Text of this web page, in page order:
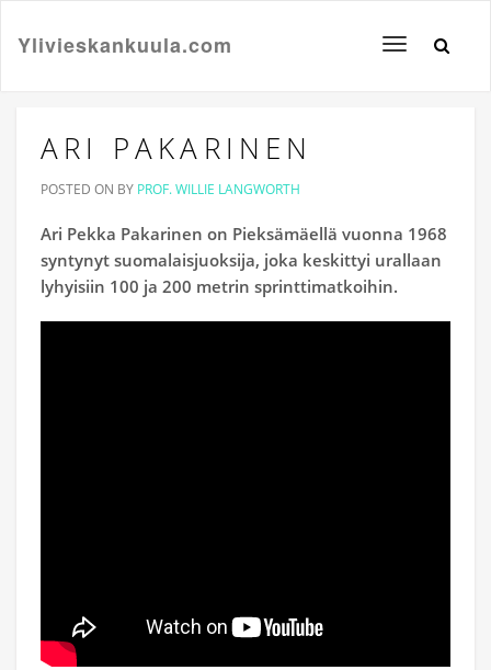
Toggle
Ylivieskankuula.com
ARI PAKARINEN
POSTED ON BY PROF. WILLIE LANGWORTH
Ari Pekka Pakarinen on Pieksämäellä vuonna 1968
syntynyt suomalaisjuoksija, joka keskittyi urallaan
lyhyisiin 100 ja 200 metrin sprinttimatkoihin.